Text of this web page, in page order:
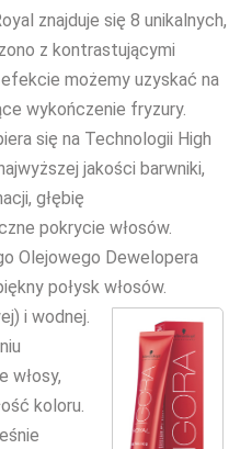
znajduje się 8 unikalnych,
z kontrastującymi
efekcie możemy uzyskać na
wykończenie fryzury.
się na Technologii High
jakości barwniki,
głębię
pokrycie włosów.
Olejowego Dewelopera
połysk włosów.
i wodnej.
włosy,
koloru.